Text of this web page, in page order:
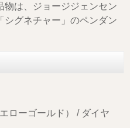
物は、ジョージジェンセン
シグネチャー」のペンダン
ローゴールド） / ダイヤ